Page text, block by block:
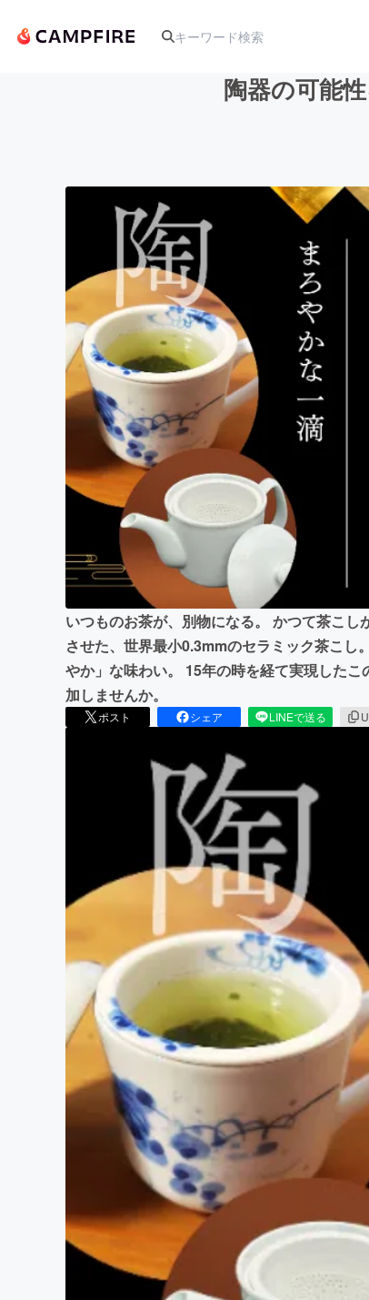
アート・写真
テクノロジー・ガジェット
映像・映画
ビジネス・起業
まちづくり・地域活性化
陶器の可能
いつものお茶が、別物になる。 かつて茶こ
させた、世界最小0.3mmのセラミック茶こし
やか」な味わい。 15年の時を経て実現した
加しませんか。
ポスト シェア LINEで送る